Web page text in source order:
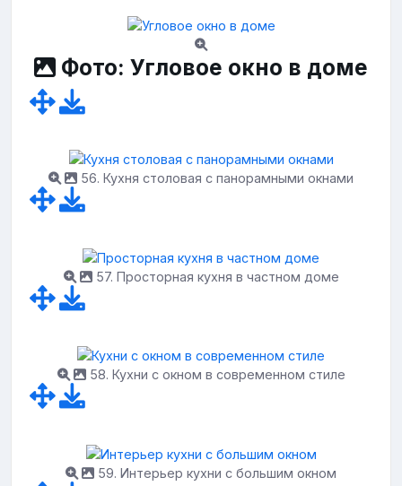
Фото: Угловое окно в доме
56. Кухня столовая с панорамными окнами
57. Просторная кухня в частном доме
58. Кухни с окном в современном стиле
59. Интерьер кухни с большим окном